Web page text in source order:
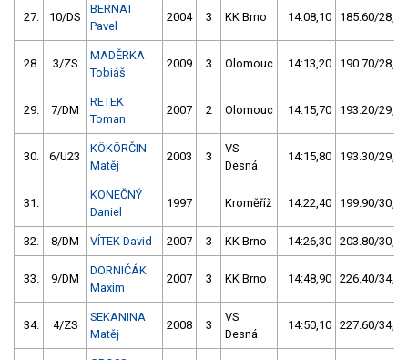
27. 10/DS
BERNAT
Pavel
2004 3 KK Brno 14:08,10 185.60/28,0
28. 3/ZS
MADĚRKA
Tobiáš
2009 3 Olomouc 14:13,20 190.70/28,8
29. 7/DM
RETEK
Toman
2007 2 Olomouc 14:15,70 193.20/29,2
30. 6/U23
KÖKÖRČIN
Matěj
2003 3
VS
Desná
14:15,80 193.30/29,2
31.
KONEČNÝ
Daniel
1997 Kroměříž 14:22,40 199.90/30,2
32. 8/DM VÍTEK David 2007 3 KK Brno 14:26,30 203.80/30,8
33. 9/DM
DORNIČÁK
Maxim
2007 3 KK Brno 14:48,90 226.40/34,2
34. 4/ZS
SEKANINA
Matěj
2008 3
VS
Desná
14:50,10 227.60/34,4